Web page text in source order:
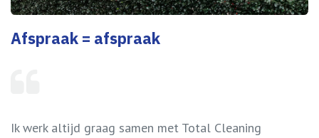
Afspraak = afspraak
Ik werk altijd graag samen met Total Cleaning